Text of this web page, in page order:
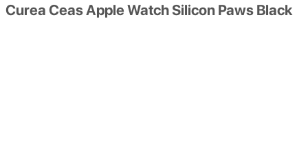
Curea Ceas Apple Watch Silicon Paws Black